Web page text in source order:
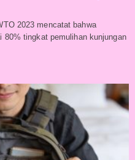
2023 mencatat bahwa
tingkat pemulihan kunjungan